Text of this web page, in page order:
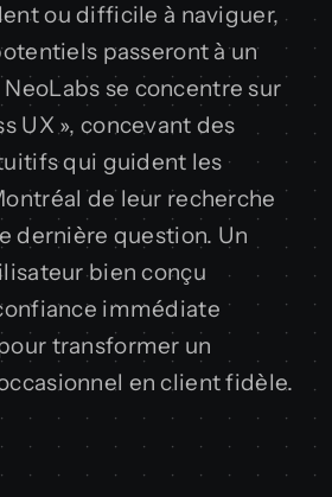
ou difficile à naviguer,
passeront à un
se concentre sur
UX », concevant des
qui guident les
de leur recherche
dernière question. Un
bien conçu
immédiate
transformer un
en client fidèle.